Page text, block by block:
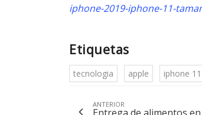
iphone-2019-iphone-11-
Etiquetas
tecnologia apple iphone 11
ANTERIOR